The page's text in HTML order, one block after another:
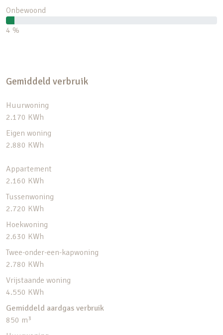
Onbewoond
4 %
Gemiddeld verbruik
Huurwoning
2.170 KWh
Eigen woning
2.880 KWh
Appartement
2.160 KWh
Tussenwoning
2.720 KWh
Hoekwoning
2.630 KWh
Twee-onder-een-kapwoning
2.780 KWh
Vrijstaande woning
4.550 KWh
Gemiddeld aardgas verbruik
850 m³